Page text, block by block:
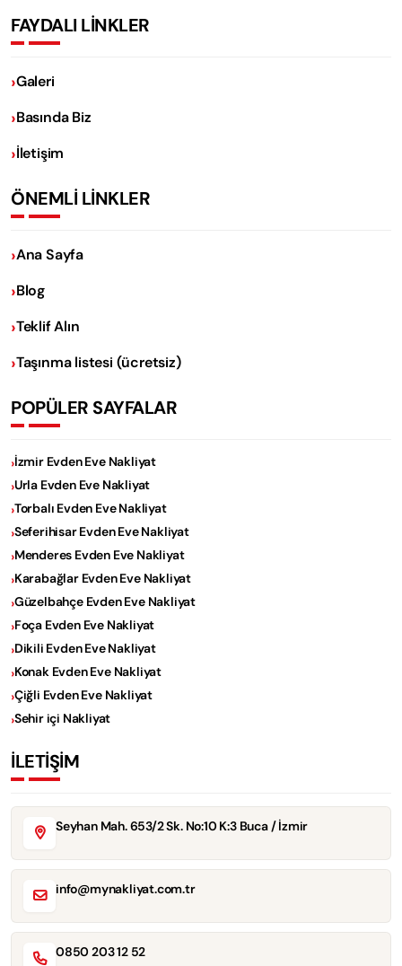
FAYDALI LİNKLER
Galeri
Basında Biz
İletişim
ÖNEMLİ LİNKLER
Ana Sayfa
Blog
Teklif Alın
Taşınma listesi (ücretsiz)
POPÜLER SAYFALAR
İzmir Evden Eve Nakliyat
Urla Evden Eve Nakliyat
Torbalı Evden Eve Nakliyat
Seferihisar Evden Eve Nakliyat
Menderes Evden Eve Nakliyat
Karabağlar Evden Eve Nakliyat
Güzelbahçe Evden Eve Nakliyat
Foça Evden Eve Nakliyat
Dikili Evden Eve Nakliyat
Konak Evden Eve Nakliyat
Çiğli Evden Eve Nakliyat
Sehir içi Nakliyat
İLETİŞİM
Seyhan Mah. 653/2 Sk. No:10 K:3 Buca / İzmir
info@mynakliyat.com.tr
0850 203 12 52